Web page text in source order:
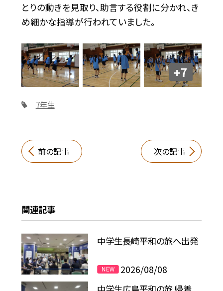
とりの動きを見取り、助言する役割に分かれ、き
め細かな指導が行われていました。
+7
7年生
前の記事 次の記事
関連記事
中学生長崎平和の旅へ出発
2026/08/08